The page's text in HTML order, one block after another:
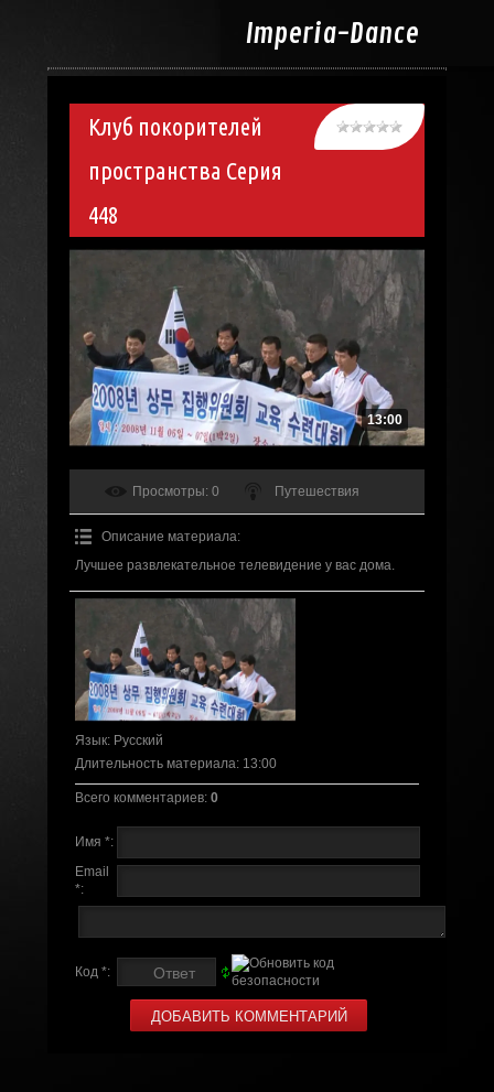
Imperia-Dance
Клуб покорителей
пространства Серия
448
13:00
Просмотры: 0 Путешествия
Описание материала:
Лучшее развлекательное телевидение у вас дома.
Язык: Русский
Длительность материала: 13:00
Всего комментариев: 0
Имя *:
Email
*:
Код *: